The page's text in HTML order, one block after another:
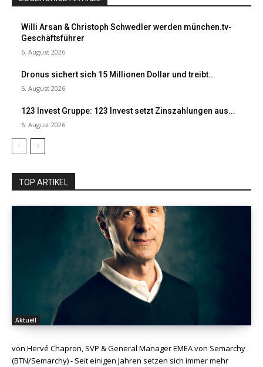
Willi Arsan & Christoph Schwedler werden münchen.tv-
Geschäftsführer
6. August 2026
Dronus sichert sich 15 Millionen Dollar und treibt...
6. August 2026
123 Invest Gruppe: 123 Invest setzt Zinszahlungen aus...
6. August 2026
TOP ARTIKEL
Aktuell
von Hervé Chapron, SVP & General Manager EMEA von Semarchy
(BTN/Semarchy) - Seit einigen Jahren setzen sich immer mehr